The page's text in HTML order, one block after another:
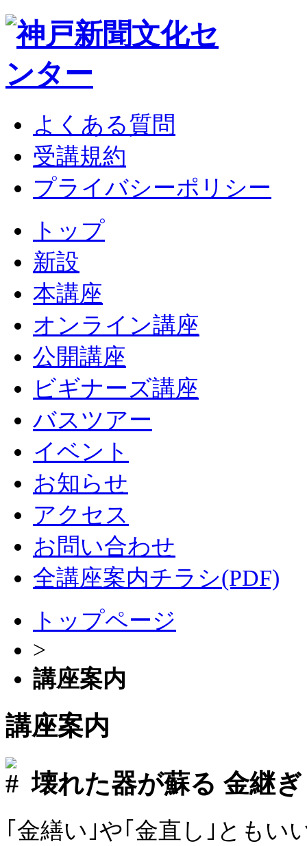
よくある質問
受講規約
プライバシーポリシー
トップ
新設
本講座
オンライン講座
公開講座
ビギナーズ講座
バスツアー
イベント
お知らせ
アクセス
お問い合わせ
全講座案内チラシ(PDF)
トップページ
>
講座案内
講座案内
壊れた器が蘇る 金継
｢金繕い｣や｢金直し｣ともい